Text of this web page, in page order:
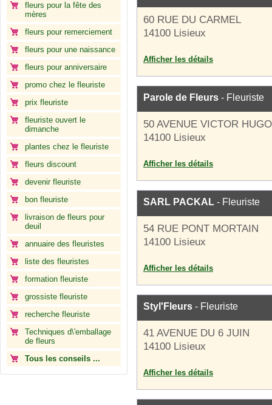
fleurs pour la fête des
mères
fleurs pour remerciement
fleurs pour une naissance
fleurs pour anniversaire
promo chez le fleuriste
prix fleuriste
fleuriste ouvert le
dimanche
plantes chez le fleuriste
fleurs discount
devenir fleuriste
bon fleuriste
livraison de fleurs pour
deuil
annuaire des fleuristes
liste des fleuristes
formation fleuriste
grossiste fleuriste
recherche fleuriste
Techniques d\'emballage
de fleurs
Tous les conseils ...
60 RUE DU CARMEL
14100 Lisieux
Afficher les détails
Parole de Fleurs - Fleuriste
50 AVENUE VICTOR HUGO
14100 Lisieux
Afficher les détails
SARL PACKAL - Fleuriste
54 RUE PONT MORTAIN
14100 Lisieux
Afficher les détails
Styl'Fleurs - Fleuriste
41 AVENUE DU 6 JUIN
14100 Lisieux
Afficher les détails